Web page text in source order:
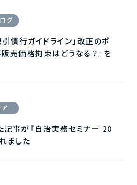
グ
引慣行ガイドライン」改正のポ
売価格拘束はどうなる？』を
事が『自治実務セミナー 20
ました